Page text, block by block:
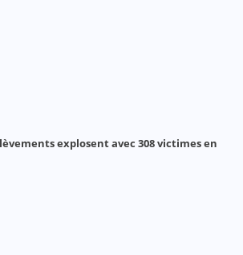
explosent avec 308 victimes en